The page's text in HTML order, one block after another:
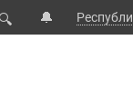
🔍 🔔